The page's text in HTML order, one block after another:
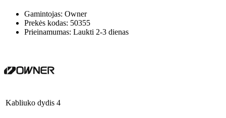
Gamintojas: Owner
Prekės kodas: 50355
Prieinamumas: Laukti 2-3 dienas
Kabliuko dydis 4